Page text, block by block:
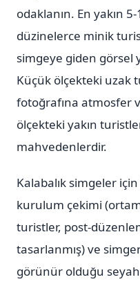
odaklanın. En yakın
düzinelerce minik
simgeye giden görsel
Küçük ölçekteki uzak
fotoğrafına atmosfer
ölçekteki yakın
mahvedenlerdir.
Kalabalık simgeler
kurulum çekimi
turistler, post-
tasarlanmış) ve
görünür olduğu